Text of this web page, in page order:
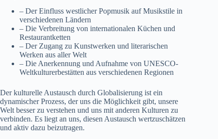
– Der Einfluss westlicher Popmusik auf Musikstile in
verschiedenen Ländern
– Die Verbreitung von internationalen Küchen und
Restaurantketten
– Der Zugang zu Kunstwerken und literarischen
Werken aus aller Welt
– Die Anerkennung und Aufnahme von UNESCO-
Weltkulturerbestätten aus verschiedenen Regionen
Der kulturelle Austausch durch Globalisierung ist ein
dynamischer Prozess, der uns die Möglichkeit gibt, unsere
Welt besser zu verstehen und uns mit anderen Kulturen zu
verbinden. Es liegt an uns, diesen Austausch wertzuschätzen
und aktiv dazu beizutragen.